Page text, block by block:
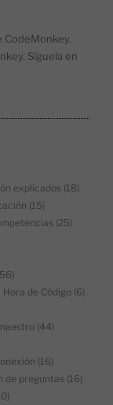
Síguela en
explicados (18)
(15)
(25)
Hora de Código (6)
(44)
(16)
de preguntas (16)